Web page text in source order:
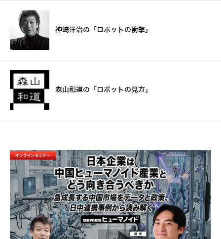
神崎洋治の「ロボットの衝撃」
森山和道の「ロボットの見方」